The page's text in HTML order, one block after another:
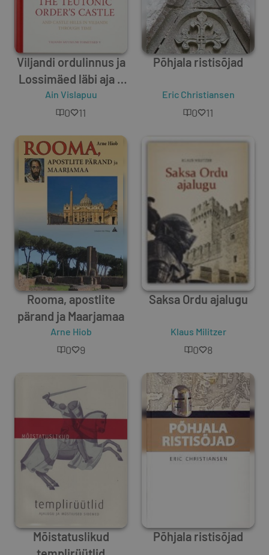
Viljandi ordulinnus ja
Lossimäed läbi aja =
The Teutonic Order's
castle and castle hills
time. Viljandi
Muuseumi
toimetised V
Ain Vislapuu
0 11
Põhjala ristisõjad
Eric Christiansen
0 11
Rooma, apostlite
pärand ja Maarjamaa
Arne Hiob
0 9
Saksa Ordu ajalugu
Klaus Militzer
0 8
Mõistatuslikud
Põhjala ristisõjad